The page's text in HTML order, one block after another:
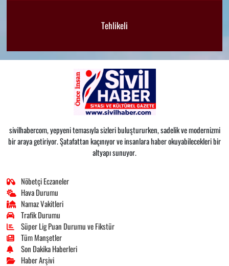
Tehlikeli
sivilhabercom, yepyeni temasıyla sizleri buluştururken, sadelik ve modernizmi
bir araya getiriyor. Şatafattan kaçınıyor ve insanlara haber okuyabilecekleri bir
altyapı sunuyor.
Nöbetçi Eczaneler
Hava Durumu
Namaz Vakitleri
Trafik Durumu
Süper Lig Puan Durumu ve Fikstür
Tüm Manşetler
Son Dakika Haberleri
Haber Arşivi